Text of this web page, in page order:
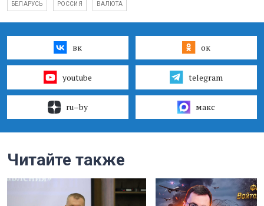
БЕЛАРУСЬ РОССИЯ ВАЛЮТА
вк ок
youtube telegram
ru–by макс
Читайте также